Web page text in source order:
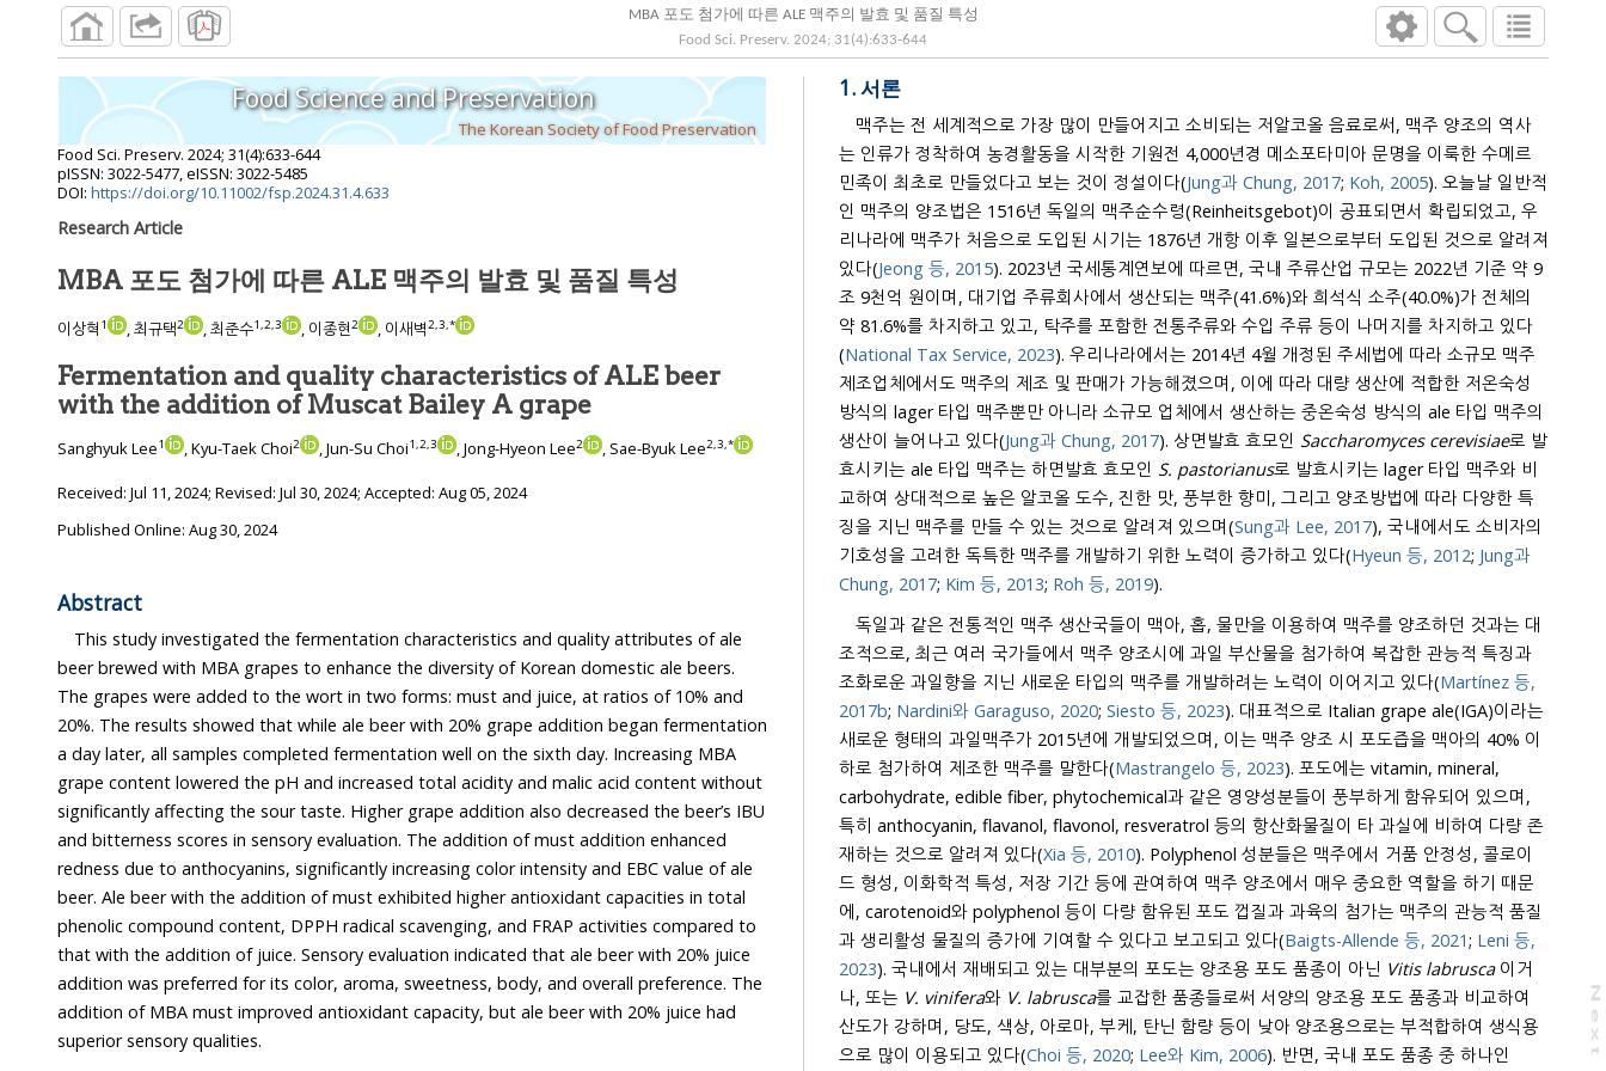
MBA 포도 첨가에 따른 ALE 맥주의 발효 및 품질 특성
Food Sci. Preserv. 2024; 31(4):633-644
N
e
x
t
a
g
Food Science and Preservation
The Korean Society of Food Preservation
Food Sci. Preserv. 2024; 31(4):633-644
pISSN: 3022-5477, eISSN: 3022-5485
DOI: https://doi.org/10.11002/fsp.2024.31.4.633
Research Article
MBA 포도 첨가에 따른 ALE 맥주의 발효 및 품질 특성
이상혁 1 , 최규택2 , 최준수1,2,3 , 이종현2 , 이새벽2,3,*
Fermentation and quality characteristics of ALE beer
with the addition of Muscat Bailey A grape
Sanghyuk Lee1 , Kyu-Taek Choi2 , Jun-Su Choi1,2,3 , Jong-Hyeon Lee2 , Sae-Byuk Lee2,3,*
Received: Jul 11, 2024; Revised: Jul 30, 2024; Accepted: Aug 05, 2024
Published Online: Aug 30, 2024
Abstract
This study investigated the fermentation characteristics and quality attributes of ale
beer brewed with MBA grapes to enhance the diversity of Korean domestic ale beers.
The grapes were added to the wort in two forms: must and juice, at ratios of 10% and
20%. The results showed that while ale beer with 20% grape addition began fermentation
a day later, all samples completed fermentation well on the sixth day. Increasing MBA
grape content lowered the pH and increased total acidity and malic acid content without
significantly affecting the sour taste. Higher grape addition also decreased the beer’s IBU
and bitterness scores in sensory evaluation. The addition of must addition enhanced
redness due to anthocyanins, significantly increasing color intensity and EBC value of ale
beer. Ale beer with the addition of must exhibited higher antioxidant capacities in total
phenolic compound content, DPPH radical scavenging, and FRAP activities compared to
that with the addition of juice. Sensory evaluation indicated that ale beer with 20% juice
addition was preferred for its color, aroma, sweetness, body, and overall preference. The
addition of MBA must improved antioxidant capacity, but ale beer with 20% juice had
superior sensory qualities.
1. 서론
맥주는 전 세계적으로 가장 많이 만들어지고 소비되는 저알코올 음료로써, 맥주 양조의 역사
는 인류가 정착하여 농경활동을 시작한 기원전 4,000년경 메소포타미아 문명을 이룩한 수메르
민족이 최초로 만들었다고 보는 것이 정설이다(
Jung과 Chung, 2017; Koh, 2005). 오늘날 일반적
인 맥주의 양조법은 1516년 독일의 맥주순수령(Reinheitsgebot)이 공표되면서 확립되었고, 우
리나라에 맥주가 처음으로 도입된 시기는 1876년 개항 이후 일본으로부터 도입된 것으로 알려져
있다(Jeong 등, 2015). 2023년 국세통계연보에 따르면, 국내 주류산업 규모는 2022년 기준 약 9
조 9천억 원이며, 대기업 주류회사에서 생산되는 맥주(41.6%)와 희석식 소주(40.0%)가 전체의
약 81.6%를 차지하고 있고, 탁주를 포함한 전통주류와 수입 주류 등이 나머지를 차지하고 있다
(
National Tax Service, 2023). 우리나라에서는 2014년 4월 개정된 주세법에 따라 소규모 맥주
제조업체에서도 맥주의 제조 및 판매가 가능해졌으며, 이에 따라 대량 생산에 적합한 저온숙성
방식의 lager 타입 맥주뿐만 아니라 소규모 업체에서 생산하는 중온숙성 방식의 ale 타입 맥주의
생산이 늘어나고 있다(Jung과 Chung, 2017). 상면발효 효모인 Saccharomyces cerevisiae로 발
효시키는 ale 타입 맥주는 하면발효 효모인
S. pastorianus로 발효시키는 lager 타입 맥주와 비
교하여 상대적으로 높은 알코올 도수, 진한 맛, 풍부한 향미, 그리고 양조방법에 따라 다양한 특
징을 지닌 맥주를 만들 수 있는 것으로 알려져 있으며(
Sung과 Lee, 2017), 국내에서도 소비자의
기호성을 고려한 독특한 맥주를 개발하기 위한 노력이 증가하고 있다(Hyeun 등, 2012; Jung과
Chung, 2017; Kim 등, 2013; Roh 등, 2019).
독일과 같은 전통적인 맥주 생산국들이 맥아, 홉, 물만을 이용하여 맥주를 양조하던 것과는 대
조적으로, 최근 여러 국가들에서 맥주 양조시에 과일 부산물을 첨가하여 복잡한 관능적 특징과
조화로운 과일향을 지닌 새로운 타입의 맥주를 개발하려는 노력이 이어지고 있다(Martínez 등,
2017b; Nardini와 Garaguso, 2020; Siesto 등, 2023). 대표적으로 Italian grape ale(IGA)이라는
새로운 형태의 과일맥주가 2015년에 개발되었으며, 이는 맥주 양조 시 포도즙을 맥아의 40% 이
하로 첨가하여 제조한 맥주를 말한다(Mastrangelo 등, 2023). 포도에는 vitamin, mineral,
carbohydrate, edible fiber, phytochemical과 같은 영양성분들이 풍부하게 함유되어 있으며,
특히 anthocyanin, flavanol, flavonol, resveratrol 등의 항산화물질이 타 과실에 비하여 다량 존
재하는 것으로 알려져 있다(Xia 등, 2010). Polyphenol 성분들은 맥주에서 거품 안정성, 콜로이
드 형성, 이화학적 특성, 저장 기간 등에 관여하여 맥주 양조에서 매우 중요한 역할을 하기 때문
에, carotenoid와 polyphenol 등이 다량 함유된 포도 껍질과 과육의 첨가는 맥주의 관능적 품질
과 생리활성 물질의 증가에 기여할 수 있다고 보고되고 있다(
Baigts-Allende 등, 2021; Leni 등,
2023
). 국내에서 재배되고 있는 대부분의 포도는 양조용 포도 품종이 아닌 Vitis labrusca이거
나, 또는
V. vinifera와 V. labrusca를 교잡한 품종들로써 서양의 양조용 포도 품종과 비교하여
산도가 강하며, 당도, 색상, 아로마, 부케, 탄닌 함량 등이 낮아 양조용으로는 부적합하여 생식용
으로 많이 이용되고 있다(Choi 등, 2020; Lee와 Kim, 2006). 반면, 국내 포도 품종 중 하나인